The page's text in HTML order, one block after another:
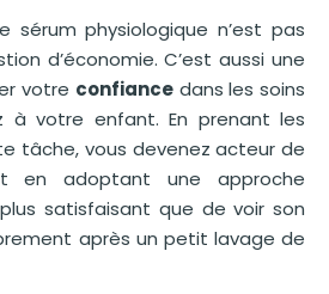
sérum physiologique n’est pas
d’économie. C’est aussi une
votre confiancedans les soins
à votre enfant. En prenant les
tâche, vous devenez acteur de
en adoptant une approche
satisfaisant que de voir son
après un petit lavage de